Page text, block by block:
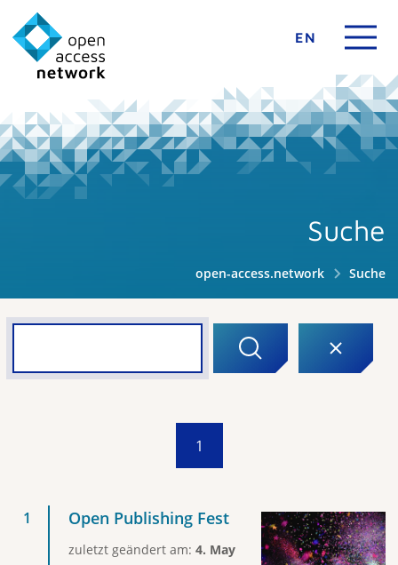
EN
Suche
open-access.network Suche
1
Open Publishing Fest
zuletzt geändert am: 4. May